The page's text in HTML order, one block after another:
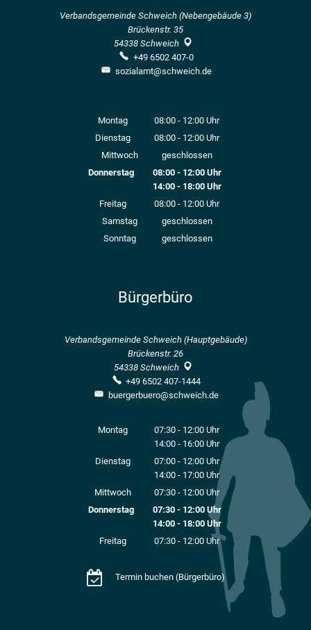
Verbandsgemeinde Schweich (Nebengebäude 3)
Brückenstr. 35
54338 Schweich
+49 6502 407-0
sozialamt@schweich.de
Montag 08:00 - 12:00 Uhr
Von 08:00 bis 12:00 Uhr
Dienstag 08:00 - 12:00 Uhr
Von 08:00 bis 12:00 Uhr
Mittwoch
geschlossen
Donnerstag
08:00- 12:00Uhr
Von 08:00 bis 12:00 Uhr
14:00- 18:00Uhr
Von 14:00 bis 18:00 Uhr
Freitag 08:00 - 12:00 Uhr
Von 08:00 bis 12:00 Uhr
Samstag
geschlossen
Sonntag
geschlossen
Bürgerbüro
Verbandsgemeinde Schweich (Hauptgebäude)
Brückenstr. 26
54338 Schweich
+49 6502 407-1444
buergerbuero@schweich.de
Montag 07:30 - 12:00 Uhr
Von 07:30 bis 12:00 Uhr
14:00 - 16:00 Uhr
Von 14:00 bis 16:00 Uhr
Dienstag 07:00 - 12:00 Uhr
Von 07:00 bis 12:00 Uhr
14:00 - 17:00 Uhr
Von 14:00 bis 17:00 Uhr
Mittwoch 07:30 - 12:00 Uhr
Von 07:30 bis 12:00 Uhr
Donnerstag 07:30- 12:00Uhr
Von 07:30 bis 12:00 Uhr
14:00- 18:00Uhr
Von 14:00 bis 18:00 Uhr
Freitag 07:30 - 12:00 Uhr
Von 07:30 bis 12:00 Uhr
Termin buchen (Bürgerbüro)